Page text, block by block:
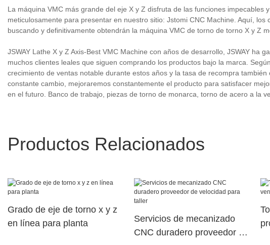
La máquina VMC más grande del eje X y Z disfruta de las funciones
meticulosamente para presentar en nuestro sitio: Jstomi CNC Machine. Aquí,
buscando y definitivamente obtendrán la máquina VMC de torno de torno X y Z
JSWAY Lathe X y Z Axis-Best VMC Machine con años de desarrollo, JSWAY ha
muchos clientes leales que siguen comprando los productos bajo la marca.
crecimiento de ventas notable durante estos años y la tasa de recompra
constante cambio, mejoraremos constantemente el producto para satisfacer
en el futuro. Banco de trabajo, piezas de torno de monarca, torno de acero a la
Productos Relacionados
Grado de eje de torno x y z
en línea para planta
Servicios de mecanizado
CNC duradero proveedor de